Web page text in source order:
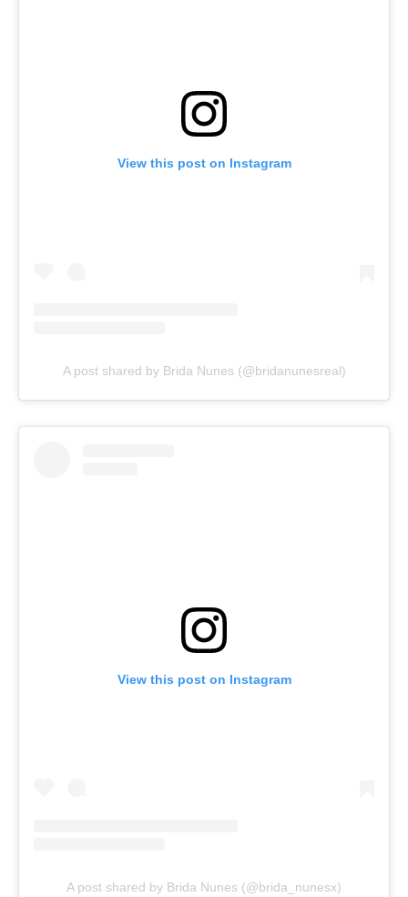
View this post on Instagram
A post shared by Brida Nunes (@bridanunesreal)
View this post on Instagram
A post shared by Brida Nunes (@brida_nunesx)